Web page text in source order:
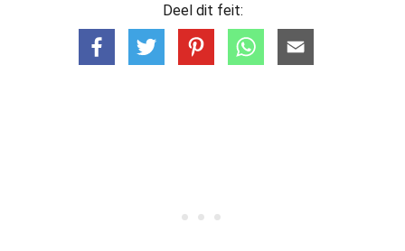
Deel dit feit: